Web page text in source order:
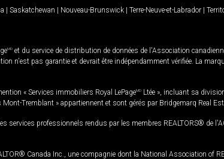
| Saskatchewan | Nouveau-Brunswick | Terre-Neuve-et-Labrador |
MD et du service de distribution de données de l'Association
n'est pas garantie et devrait être indépendamment vérifiée. La
« Services immobiliers Royal LePageMD Ltée », incluant sa
Mont-Tremblant » appartiennent et sont gérés par Bridgemarq Real
professionnels rendus par les membres REALTORS® de
Canada Inc., une compagnie dont la National Association of